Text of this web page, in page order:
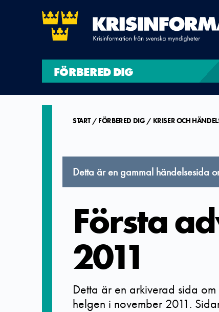
FÖRBERED DIG
START FÖRBERED DIG KRISER OCH
Detta är en gammal händelsesida
Första
2011
Detta är en arkiverad sida om
helgen i november 2011.